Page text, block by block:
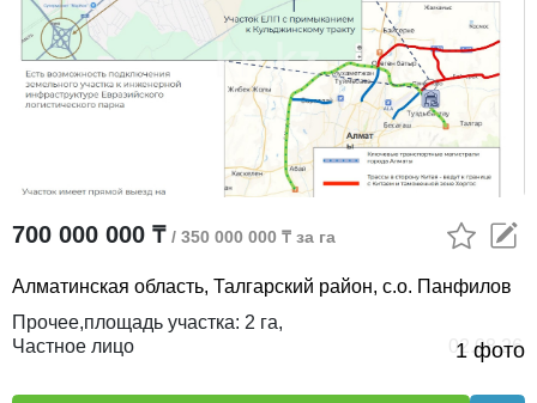
1 фото
700 000 000 ₸ / 350 000 000 ₸ за га
Алматинская область, Талгарский район, с.о. Панфилов
прочее,площадь участка: 2 га,
Частное лицо
02.08.26